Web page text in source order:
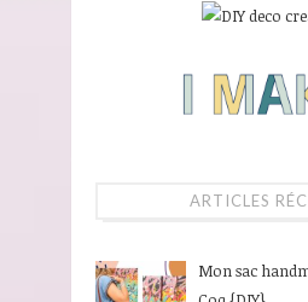
ARTICLES
Mon sac